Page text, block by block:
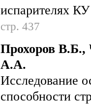
испарителях
стр. 437
Прохоров
А.А.
Исследование
способности